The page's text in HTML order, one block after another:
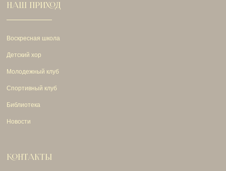
НАШ ПРИХОД
Воскресная школа
Детский хор
Молодежный клуб
Спортивный клуб
Библиотека
Новости
КОНТАКТЫ